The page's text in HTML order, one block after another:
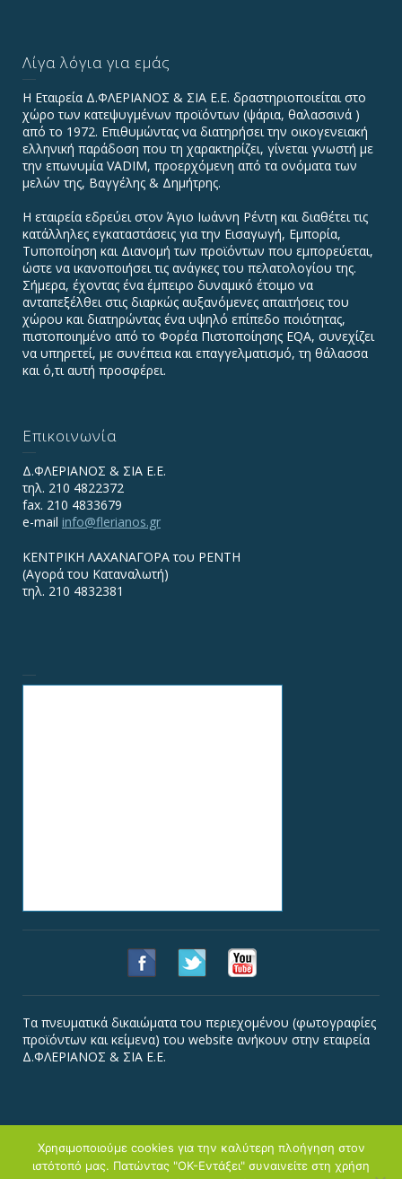
Λίγα λόγια για εμάς
Η Εταιρεία Δ.ΦΛΕΡΙΑΝΟΣ & ΣΙΑ Ε.Ε. δραστηριοποιείται στο
χώρο των κατεψυγμένων προϊόντων (ψάρια, θαλασσινά )
από το 1972. Επιθυμώντας να διατηρήσει την οικογενειακή
ελληνική παράδοση που τη χαρακτηρίζει, γίνεται γνωστή με
την επωνυμία VADIΜ, προερχόμενη από τα ονόματα των
μελών της, Βαγγέλης & Δημήτρης.
Η εταιρεία εδρεύει στον Άγιο Ιωάννη Ρέντη και διαθέτει τις
κατάλληλες εγκαταστάσεις για την Εισαγωγή, Εμπορία,
Τυποποίηση και Διανομή των προϊόντων που εμπορεύεται,
ώστε να ικανοποιήσει τις ανάγκες του πελατολογίου της.
Σήμερα, έχοντας ένα έμπειρο δυναμικό έτοιμο να
ανταπεξέλθει στις διαρκώς αυξανόμενες απαιτήσεις του
χώρου και διατηρώντας ένα υψηλό επίπεδο ποιότητας,
πιστοποιημένο από το Φορέα Πιστοποίησης EQA, συνεχίζει
να υπηρετεί, με συνέπεια και επαγγελματισμό, τη θάλασσα
και ό,τι αυτή προσφέρει.
Επικοινωνία
Δ.ΦΛΕΡΙΑΝΟΣ & ΣΙΑ Ε.Ε.
τηλ. 210 4822372
fax. 210 4833679
e-mail info@flerianos.gr
ΚΕΝΤΡΙΚΗ ΛΑΧΑΝΑΓΟΡΑ του ΡΕΝΤΗ
(Αγορά του Καταναλωτή)
τηλ. 210 4832381
Τα πνευματικά δικαιώματα του περιεχομένου (φωτογραφίες
προϊόντων και κείμενα) του website ανήκουν στην εταιρεία
Δ.ΦΛΕΡΙΑΝΟΣ & ΣΙΑ Ε.Ε.
Copyright © Φλεριανός
Χρησιμοποιούμε cookies για την καλύτερη πλοήγηση στον
ιστότοπό μας. Πατώντας "ΟΚ-Εντάξει" συναινείτε στη χρήση